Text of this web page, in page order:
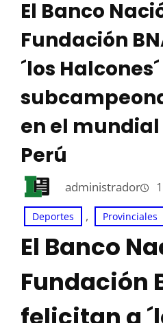
El Banco
Fundación
´los
en el
Perú
administrador
Deportes , Provinciales
El Banco
Fundación